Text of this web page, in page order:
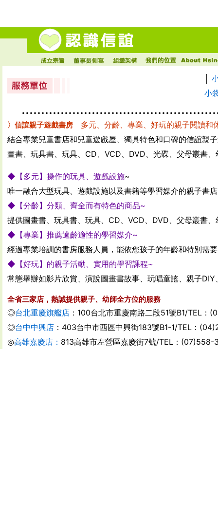
小
〉信誼親子遊戲書房
多元、分齡、專業、好玩的親子閱讀和
結合專業兒童書店和兒童遊戲屋、獨具特色和口碑的信誼親
畫書、玩具書、玩具、CD、VCD、DVD、光碟、父母叢書
◆【多元】操作的玩具、遊戲設施~
唯一融合大型玩具、遊戲設施以及書籍等學習媒介的親子書
◆【分齡】分類、齊全而有特色的商品~
提供圖畫書、玩具書、玩具、CD、VCD、DVD、父母叢書
◆【專業】推薦適齡適性的學習媒介~
經過專業培訓的書房服務人員，能依您孩子的年齡和特別需
◆【好玩】的親子活動、實用的學習課程~
常態舉辦如影片欣賞、演說圖畫書故事、玩唱童謠、親子
全省三家店，熱誠提供親子、幼師全方位的服務
◎台北重慶旗艦店 ：100台北市重慶南路二段51號B1/TEL
◎台中中興店 ：403台中市西區中興街183號B1-1/TEL：
◎高雄嘉慶店： 813高雄市左營區嘉慶街7號/TEL：(07)558-